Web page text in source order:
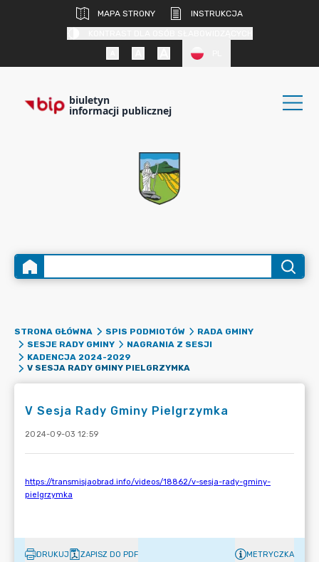
MAPA STRONY
INSTRUKCJA
biuletyn
informacji publicznej
STRONA GŁÓWNA SPIS PODMIOTÓW
RADA GMINY
SESJE RADY GMINY
NAGRANIA Z SESJI
KADENCJA 2024-2029
V SESJA RADY GMINY PIELGRZYMKA
V Sesja Rady Gminy Pielgrzymka
2024-09-03 12:59
DRUKUJ ZAPISZ DO PDF METRYCZKA